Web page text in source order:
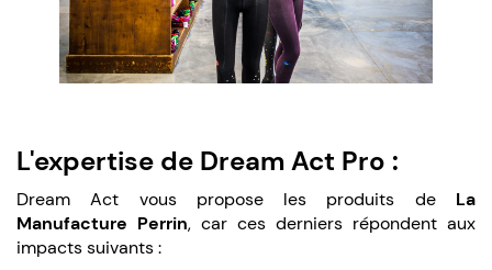
L'expertise de Dream Act Pro :
Dream Act vous propose les produits de La
Manufacture Perrin, car ces derniers répondent aux
impacts suivants :